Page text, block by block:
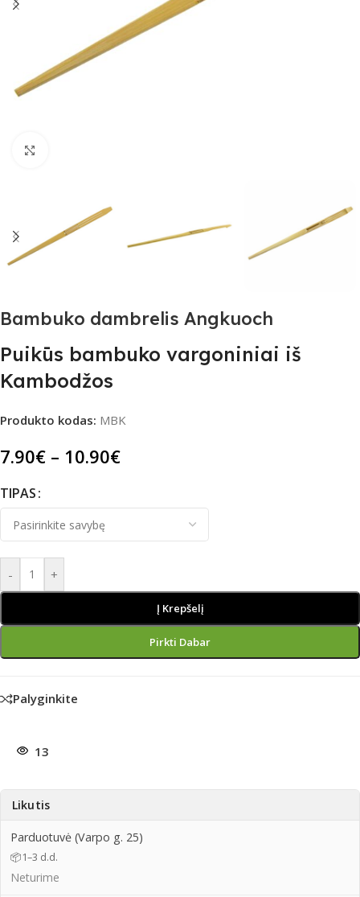
Bambuko dambrelis Angkuoch
Puikūs bambuko vargoniniai iš
Kambodžos
Produkto kodas: MBK
7.90€ – 10.90€
TIPAS
- +
Į Krepšelį
Pirkti Dabar
Palyginkite
13
Likutis
Parduotuvė (Varpo g. 25)
📦1–3 d.d.
Neturime